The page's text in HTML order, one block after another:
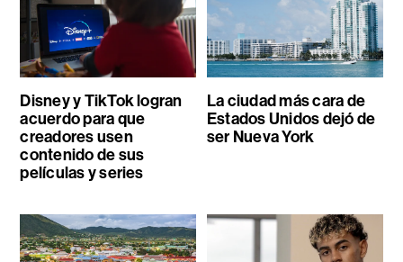
Disney y TikTok logran
acuerdo para que
creadores usen
contenido de sus
películas y series
La ciudad más cara de
Estados Unidos dejó de
ser Nueva York